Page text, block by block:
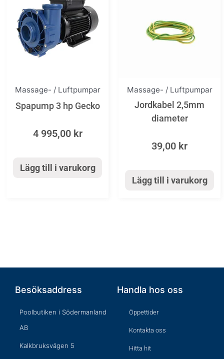
Massage- / Luftpumpar
Spapump 3 hp Gecko
4 995,00 kr
Lägg till i varukorg
Massage- / Luftpumpar
Jordkabel 2,5mm
diameter
39,00 kr
Lägg till i varukorg
Besöksaddress
Poolbutiken i Södermanland
AB
Kalkbruksvägen 5
Handla hos oss
Öppettider
Kontakta oss
Hitta hit